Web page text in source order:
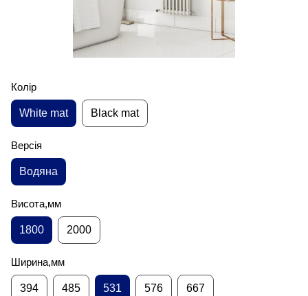
Колір
White mat Black mat
Версія
Водяна
Висота,мм
1800 2000
Ширина,мм
394 485 531 576 667